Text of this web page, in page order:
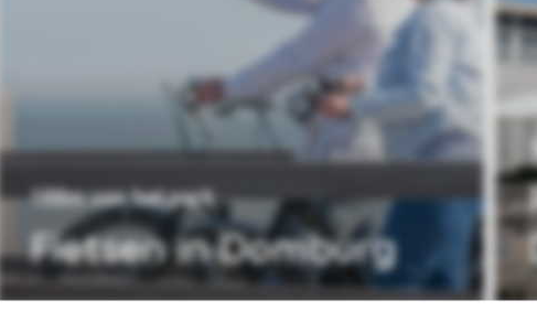
Fietsen in Domburg
188m van het park